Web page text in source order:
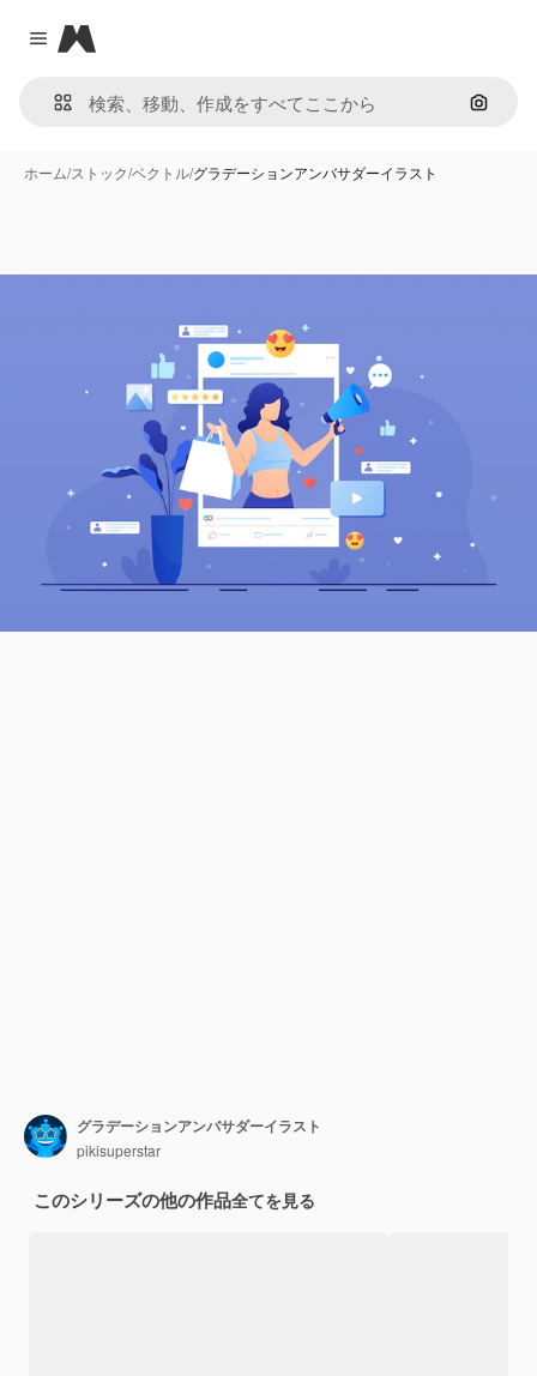
Close menu
Magnific
画像で
ホーム/ストック/ベクトル/グラデーションアンバサダーイラスト
グラデーションアンバサダーイラスト
pikisuperstar
このシリーズの他の作品全てを見る